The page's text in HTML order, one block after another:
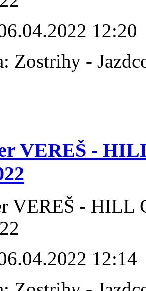
12:20
Zostrihy -
VEREŠ -
VEREŠ -
12:14